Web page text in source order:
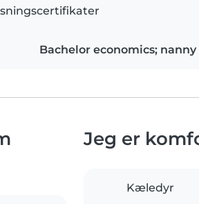
Bachelor economics;
Jeg er
Kæledyr